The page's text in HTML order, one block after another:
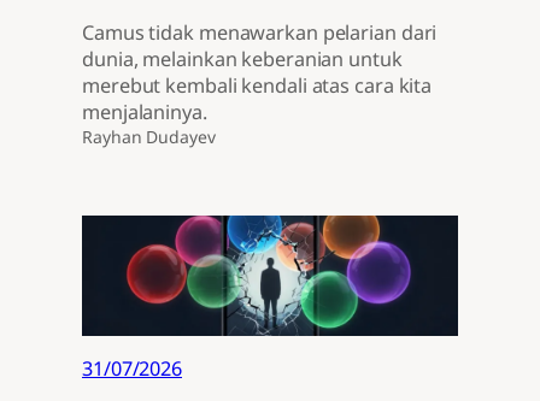
Camus tidak menawarkan pelarian dari
dunia, melainkan keberanian untuk
merebut kembali kendali atas cara kita
menjalaninya.
Rayhan Dudayev
31/07/2026